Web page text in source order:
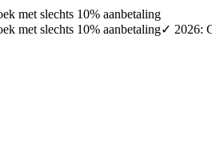
met slechts 10% aanbetaling
met slechts 10% aanbetaling✓ 2026: